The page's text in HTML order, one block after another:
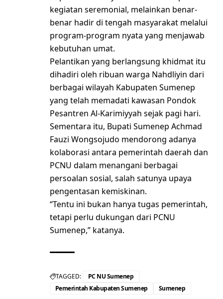
kegiatan seremonial, melainkan benar-
benar hadir di tengah masyarakat melalui
program-program nyata yang menjawab
kebutuhan umat.
Pelantikan yang berlangsung khidmat itu
dihadiri oleh ribuan warga Nahdliyin dari
berbagai wilayah Kabupaten Sumenep
yang telah memadati kawasan Pondok
Pesantren Al-Karimiyyah sejak pagi hari.
Sementara itu, Bupati Sumenep Achmad
Fauzi Wongsojudo mendorong adanya
kolaborasi antara pemerintah daerah dan
PCNU dalam menangani berbagai
persoalan sosial, salah satunya upaya
pengentasan kemiskinan.
“Tentu ini bukan hanya tugas pemerintah,
tetapi perlu dukungan dari PCNU
Sumenep,” katanya.
TAGGED:
PC NU Sumenep
Pemerintah Kabupaten Sumenep
Sumenep